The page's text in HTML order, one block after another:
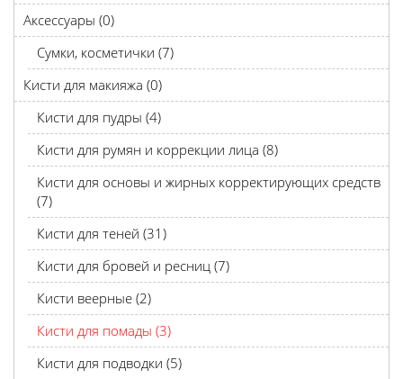
Аксессуары (0)
Сумки, косметички (7)
Кисти для макияжа (0)
Кисти для пудры (4)
Кисти для румян и коррекции лица (8)
Кисти для основы и жирных корректирующих средств
(7)
Кисти для теней (31)
Кисти для бровей и ресниц (7)
Кисти веерные (2)
Кисти для помады (3)
Кисти для подводки (5)